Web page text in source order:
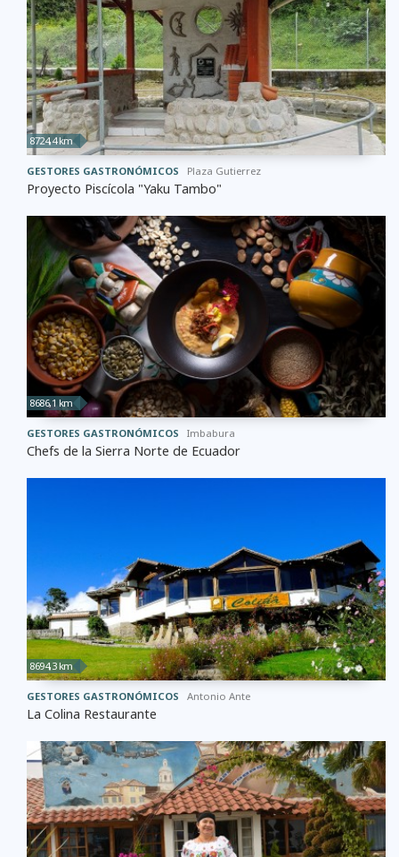
8724,4 km
GESTORES GASTRONÓMICOS Plaza Gutierrez
Proyecto Piscícola "Yaku Tambo"
8686,1 km
GESTORES GASTRONÓMICOS Imbabura
Chefs de la Sierra Norte de Ecuador
8694,3 km
GESTORES GASTRONÓMICOS Antonio Ante
La Colina Restaurante